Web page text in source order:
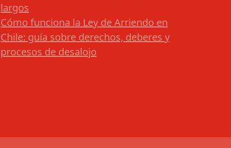
largos
Cómo funciona la Ley de Arriendo en
Chile: guía sobre derechos, deberes y
procesos de desalojo